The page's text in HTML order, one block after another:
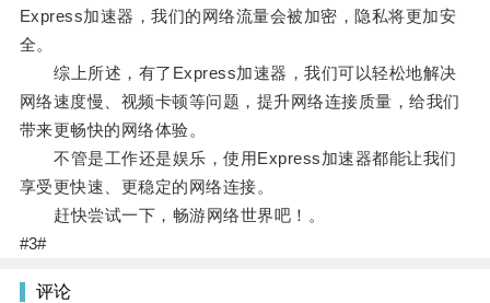
Express加速器，我们的网络流量会被加密，隐私将更加安
全。
综上所述，有了Express加速器，我们可以轻松地解决
网络速度慢、视频卡顿等问题，提升网络连接质量，给我们
带来更畅快的网络体验。
不管是工作还是娱乐，使用Express加速器都能让我们
享受更快速、更稳定的网络连接。
赶快尝试一下，畅游网络世界吧！。
#3#
评论